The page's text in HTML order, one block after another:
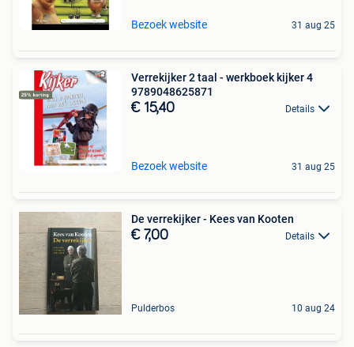
Bezoek website 31 aug 25
Verrekijker 2 taal - werkboek kijker 4
9789048625871
€ 15,40 Details
Bezoek website 31 aug 25
De verrekijker - Kees van Kooten
€ 7,00 Details
Pulderbos 10 aug 24